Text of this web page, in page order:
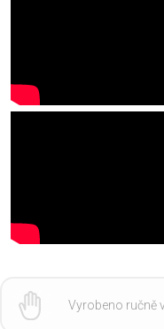
Vyrobeno ručně